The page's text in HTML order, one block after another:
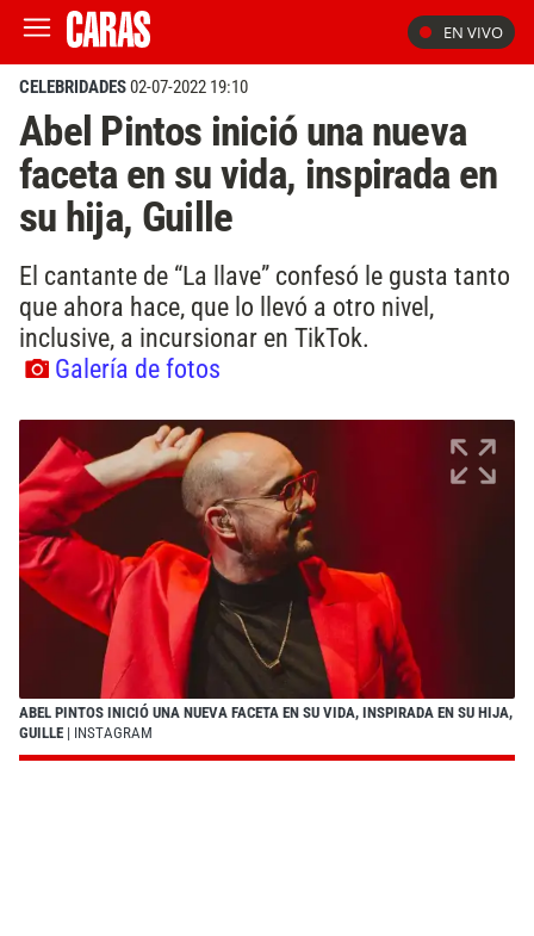
EN VIVO
CELEBRIDADES02-07-2022 19:10
Abel Pintos inició una nueva
faceta en su vida, inspirada en
su hija, Guille
El cantante de “La llave” confesó le gusta tanto
que ahora hace, que lo llevó a otro nivel,
inclusive, a incursionar en TikTok.
Galería de fotos
ABEL PINTOS INICIÓ UNA NUEVA FACETA EN SU VIDA, INSPIRADA EN SU HIJA,
GUILLE | INSTAGRAM